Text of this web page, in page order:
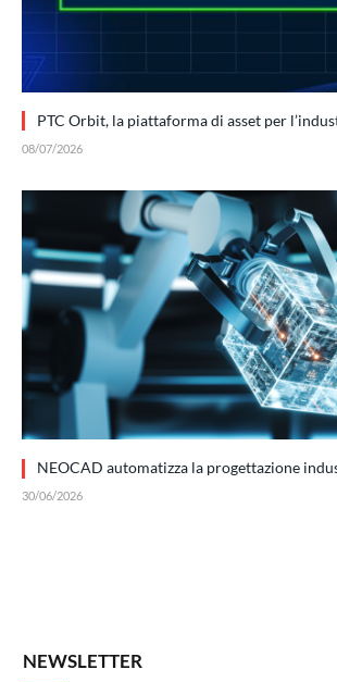
PTC Orbit, la piattaforma di asset per
08/07/2026
NEOCAD automatizza la progettazione
30/06/2026
NEWSLETTER